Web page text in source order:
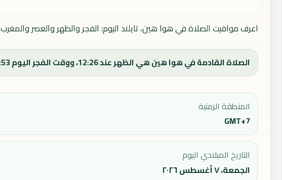
اعرف مواقيت الصلاة في هوا هين، تايلند اليوم: الفجر والظهر والعصر
الصلاة القادمة في هوا هين هي الظهر عند 12:26، ووقت الفجر اليوم 04:53.
المنطقة الزمنية
GMT+7
التاريخ الميلادي اليوم
الجمعة، ٧ أغسطس ٢٠٢٦